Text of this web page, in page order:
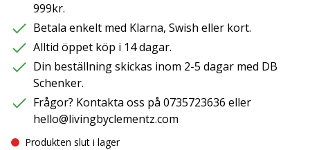
999kr.
Betala enkelt med Klarna, Swish eller kort.
Alltid öppet köp i 14 dagar.
Din beställning skickas inom 2-5 dagar med DB
Schenker.
Frågor? Kontakta oss på 0735723636 eller
hello@livingbyclementz.com
Produkten slut i lager